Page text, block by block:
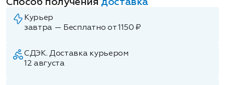
Способ получения доставка
Курьер
завтра — Бесплатно от 1150 ₽
СДЭК. Доставка курьером
12 августа